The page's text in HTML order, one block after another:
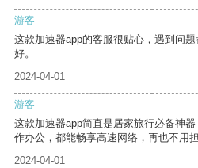
游客
这款加速器app的客服很贴心，遇到问
好。
2024-04-01
游客
这款加速器app简直是居家旅行必备神
作办公，都能畅享高速网络，再也不用
2024-04-01